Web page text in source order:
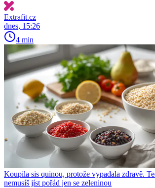
Extrafit.cz
dnes, 15:26
4 min
Koupila sis quinou, protože vypadala zdravě.
nemusíš jíst pořád jen se zeleninou